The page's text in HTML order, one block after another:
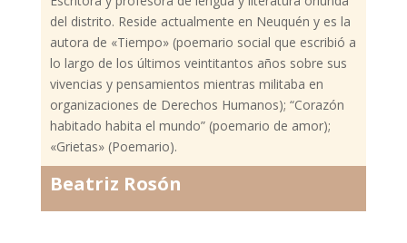
del distrito. Reside actualmente en Neuquén y es la
autora de «Tiempo» (poemario social que escribió a
lo largo de los últimos veintitantos años sobre sus
vivencias y pensamientos mientras militaba en
organizaciones de Derechos Humanos); “Corazón
habitado habita el mundo” (poemario de amor);
«Grietas» (Poemario).
Beatriz Rosón